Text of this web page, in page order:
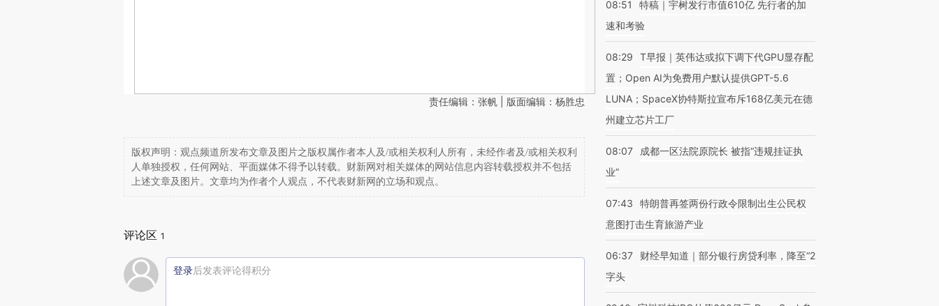
责任编辑：张帆 | 版面编辑：杨胜忠
版权声明：观点频道所发布文章及图片之版权属作者本人及/或相关权利人所有，未经作者及/或相关权利
人单独授权，任何网站、平面媒体不得予以转载。财新网对相关媒体的网站信息内容转载授权并不包括
上述文章及图片。文章均为作者个人观点，不代表财新网的立场和观点。
评论区 1
登录后发表评论得积分
08:51
特稿｜宇树发行市值610亿 先行者的加
速和考验
08:29
T早报｜英伟达或拟下调下代GPU显存配
置；Open AI为免费用户默认提供GPT-5.6
LUNA；SpaceX协特斯拉宣布斥168亿美元在德
州建立芯片工厂
08:07
成都一区法院原院长 被指“违规挂证执
业”
07:43
特朗普再签两份行政令限制出生公民权
意图打击生育旅游产业
06:37
财经早知道｜部分银行房贷利率，降至“2
字头